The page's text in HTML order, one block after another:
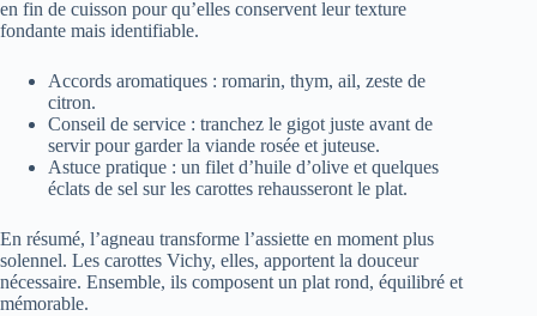
en fin de cuisson pour qu’elles conservent leur texture
fondante mais identifiable.
Accords aromatiques : romarin, thym, ail, zeste de
citron.
Conseil de service : tranchez le gigot juste avant de
servir pour garder la viande rosée et juteuse.
Astuce pratique : un filet d’huile d’olive et quelques
éclats de sel sur les carottes rehausseront le plat.
En résumé, l’agneau transforme l’assiette en moment plus
solennel. Les carottes Vichy, elles, apportent la douceur
nécessaire. Ensemble, ils composent un plat rond, équilibré et
mémorable.